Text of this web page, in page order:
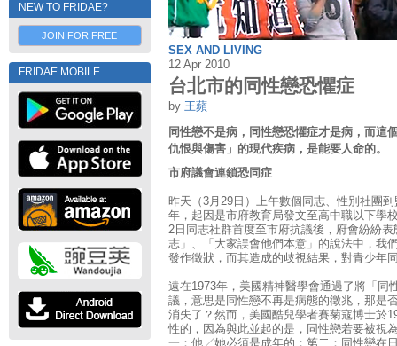
NEW TO FRIDAE?
JOIN FOR FREE
FRIDAE MOBILE
SEX AND LIVING
12 Apr 2010
台北市的同性戀恐懼症
by 王蘋
同性戀不是病，同性戀恐懼症才是病，而這
仇恨與傷害」的現代疾病，是能要人命的。
市府議會連鎖恐同症
昨天（3月29日）上午數個同志、性別社團
年，起因是市府教育局發文至高中職以下學
2日同志社群首度至市府抗議後，府會紛紛
志」、「大家誤會他們本意」的說法中，我
發作徵狀，而其造成的歧視結果，對青少年
遠在1973年，美國精神醫學會通過了將「同
議，意思是同性戀不再是病態的徵兆，那是
消失了？然而，美國酷兒學者賽菊寇博士於
性的，因為與此並起的是，同性戀若要被視
一：他╱她必須是成年的；第二：同性戀在